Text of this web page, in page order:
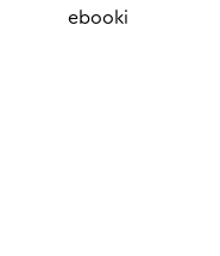
ebooki